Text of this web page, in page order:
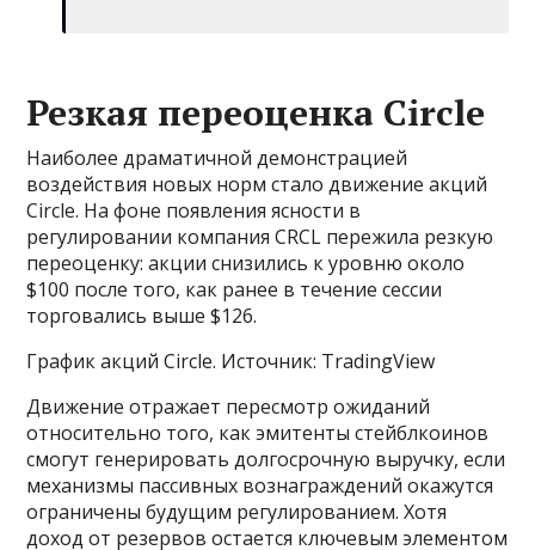
Резкая переоценка Circle
Наиболее драматичной демонстрацией
воздействия новых норм стало движение акций
Circle. На фоне появления ясности в
регулировании компания CRCL пережила резкую
переоценку: акции снизились к уровню около
$100 после того, как ранее в течение сессии
торговались выше $126.
График акций Circle. Источник: TradingView
Движение отражает пересмотр ожиданий
относительно того, как эмитенты стейблкоинов
смогут генерировать долгосрочную выручку, если
механизмы пассивных вознаграждений окажутся
ограничены будущим регулированием. Хотя
доход от резервов остается ключевым элементом